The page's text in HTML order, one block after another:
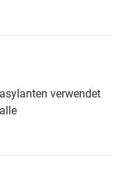
verwendet